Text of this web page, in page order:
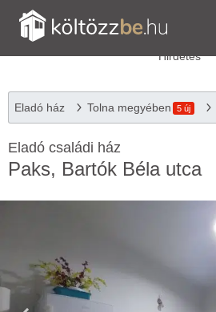
Eladó ház Tolna megyében 5 új
Eladó családi ház
Paks, Bartók Béla utca